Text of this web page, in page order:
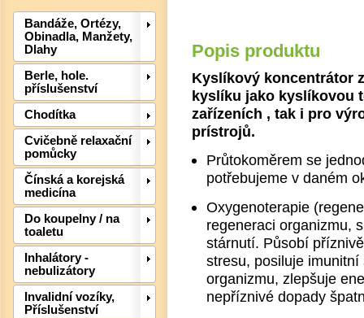
Bandáže, Ortézy,
Obinadla, Manžety,
Dlahy
Berle, hole.
příslušenství
Chodítka
Cvičebně relaxační
pomůcky
Čínská a korejská
medicína
Do koupelny / na
toaletu
Inhalátory -
nebulizátory
Invalidní vozíky,
Příslušenství
Popis produktu
Kyslíkový koncentrátor
kyslíku jako kyslíkovou
zařízeních , tak i pro
prístrojů.
Průtokoměrem se
potřebujeme v daném
Oxygenoterapie
regeneraci organizmu,
stárnutí. Působí
stresu, posiluje
organizmu, zlepšuje
nepříznivé dopady